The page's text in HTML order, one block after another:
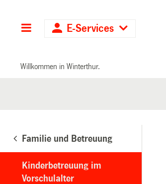
Hauptnavigation
E-Services
Willkommen in Winterthur.
Familie und Betreuung
Kinderbetreuung im
Vorschulalter